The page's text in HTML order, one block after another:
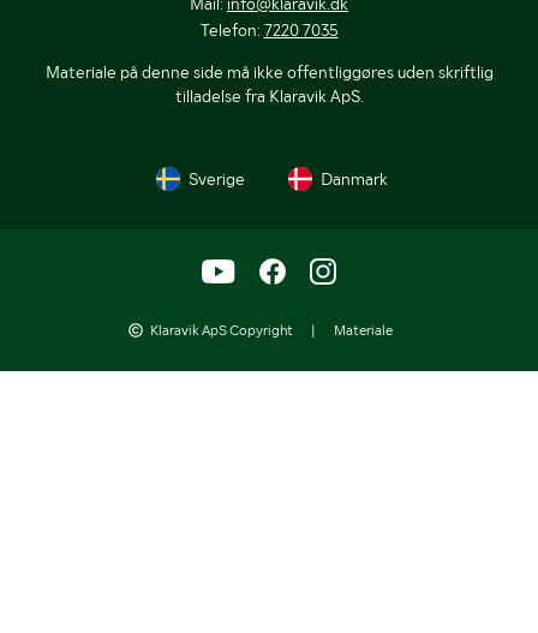
Telefon: 7220 7035
Materiale på denne side må ikke offentliggøres uden skriftlig
tilladelse fra Klaravik ApS.
Sverige Danmark
Klaravik ApS Copyright | Materiale